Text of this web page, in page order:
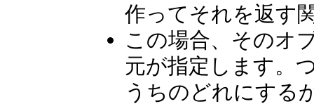
作ってそれを返す
この場合、そのオ
元が指定します。
うちのどれにする